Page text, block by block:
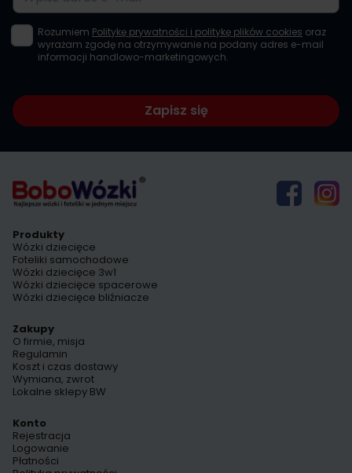
Rozumiem Politykę prywatności i politykę plików cookies oraz
wyrażam zgodę na otrzymywanie na podany adres e-mail
informacji handlowo-marketingowych.
Zapisz się
Produkty
Wózki dziecięce
Foteliki samochodowe
Wózki dziecięce 3w1
Wózki dziecięce spacerowe
Wózki dziecięce bliźniacze
Zakupy
O firmie, misja
Regulamin
Koszt i czas dostawy
Wymiana, zwrot
Lokalne sklepy BW
Konto
Rejestracja
Logowanie
Płatności